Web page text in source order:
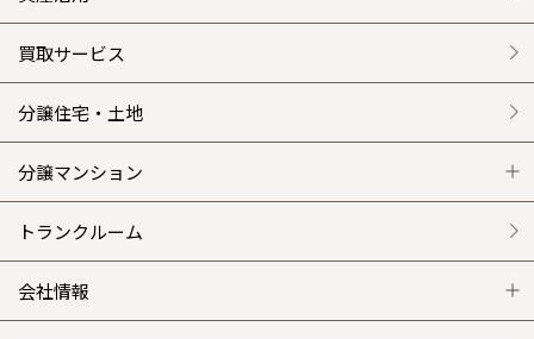
クレステージ
施工事例
平屋の家
外観・インテリア集
WEB住宅展示場
リフォームメニュー
選ばれる理由
リフォームの流れ
介護保険利用で快適リフォーム
カタログ請求（無料）
資産活用 トップ
賃貸併用住宅のメリット
安心のサポートシステム
商品紹介
展示場案内
買取サービス
分譲住宅・土地
分譲マンション
分譲マンション トップ
ワザックとは
トランクルーム
会社情報